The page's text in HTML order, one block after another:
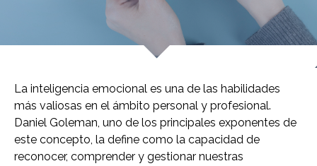
La inteligencia emocional es una de las habilidades
más valiosas en el ámbito personal y profesional.
Daniel Goleman, uno de los principales exponentes de
este concepto, la define como la capacidad de
reconocer, comprender y gestionar nuestras